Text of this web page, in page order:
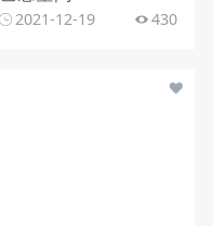
2021-12-19 430